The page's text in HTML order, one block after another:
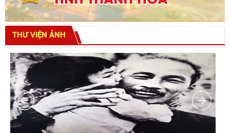
THƯ VIỆN ẢNH